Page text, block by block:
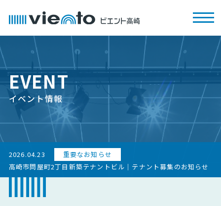
EVENT
イベント情報
2026.04.23
重要なお知らせ
高崎市問屋町2丁目新築テナントビル｜テナント募集のお知らせ